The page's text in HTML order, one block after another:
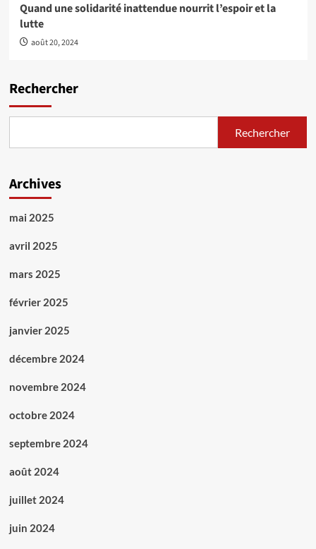
Quand une solidarité inattendue nourrit l’espoir et la
lutte
août 20, 2024
Rechercher
Rechercher
Archives
mai 2025
avril 2025
mars 2025
février 2025
janvier 2025
décembre 2024
novembre 2024
octobre 2024
septembre 2024
août 2024
juillet 2024
juin 2024